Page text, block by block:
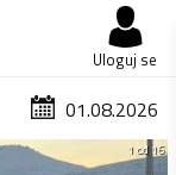
Uloguj se
01.08.2026
1 od 16